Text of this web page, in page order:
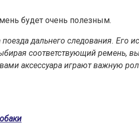
будет очень полезным.
дальнего следования. Его
соответствующий ремень,
аксессуара играют важную